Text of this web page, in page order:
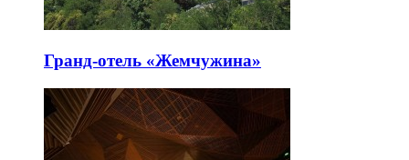
Гранд-отель «Жемчужина»